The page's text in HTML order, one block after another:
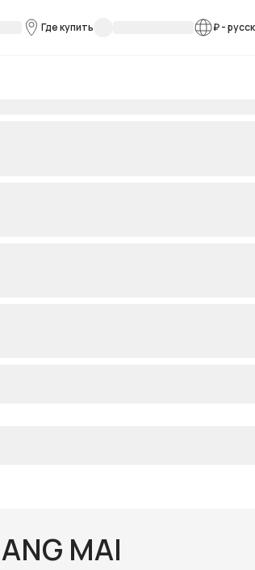
Где купить ₽-
MAI